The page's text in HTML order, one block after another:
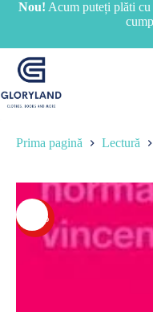
SariNou! Acum puteți plăti cu
Prima pagină
Lectură
-15%